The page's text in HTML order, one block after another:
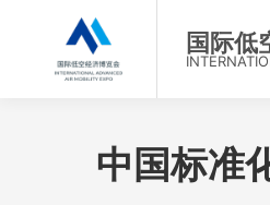
国际低
中国标准